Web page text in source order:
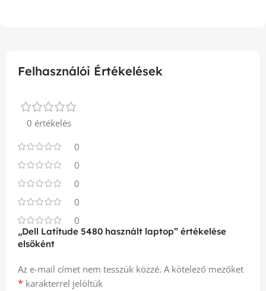
Felhasználói Értékelések
0 értékelés
0
0
0
0
0
„Dell Latitude 5480 használt laptop” értékelése
elsőként
Az e-mail címet nem tesszük közzé. A kötelező mezőket
* karakterrel jelöltük